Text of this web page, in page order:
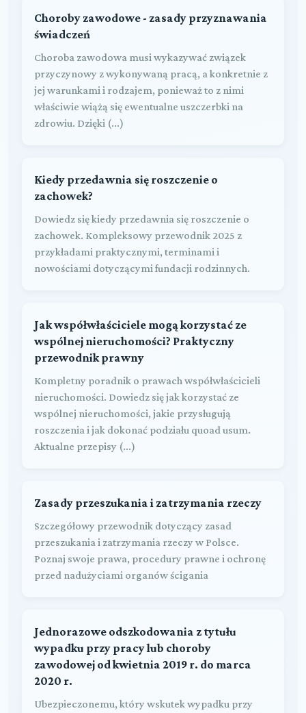
Choroby zawodowe - zasady przyznawania
świadczeń
Choroba zawodowa musi wykazywać związek
przyczynowy z wykonywaną pracą, a konkretnie z
jej warunkami i rodzajem, ponieważ to z nimi
właściwie wiążą się ewentualne uszczerbki na
zdrowiu. Dzięki (...)
Kiedy przedawnia się roszczenie o
zachowek?
Dowiedz się kiedy przedawnia się roszczenie o
zachowek. Kompleksowy przewodnik 2025 z
przykładami praktycznymi, terminami i
nowościami dotyczącymi fundacji rodzinnych.
Jak współwłaściciele mogą korzystać ze
wspólnej nieruchomości? Praktyczny
przewodnik prawny
Kompletny poradnik o prawach współwłaścicieli
nieruchomości. Dowiedz się jak korzystać ze
wspólnej nieruchomości, jakie przysługują
roszczenia i jak dokonać podziału quoad usum.
Aktualne przepisy (...)
Zasady przeszukania i zatrzymania rzeczy
Szczegółowy przewodnik dotyczący zasad
przeszukania i zatrzymania rzeczy w Polsce.
Poznaj swoje prawa, procedury prawne i ochronę
przed nadużyciami organów ścigania
Jednorazowe odszkodowania z tytułu
wypadku przy pracy lub choroby
zawodowej od kwietnia 2019 r. do marca
2020 r.
Ubezpieczonemu, który wskutek wypadku przy